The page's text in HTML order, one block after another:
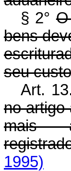
§ 2°
bens
seu
Art.
no artigo
mais
1995)